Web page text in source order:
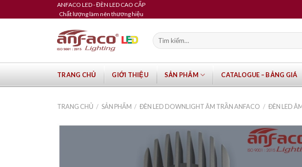
to
ANFACO LED - ĐÈN LED CAO CẤP
Chất lượng làm nên thương hiệu
Tìm
kiếm:
TRANG CHỦ GIỚI THIỆU SẢN PHẨM CATALOGUE – BẢNG GIÁ
TRANG CHỦ / SẢN PHẨM / ĐÈN LED DOWNLIGHT ÂM TRẦN ANFACO / ĐÈN LED